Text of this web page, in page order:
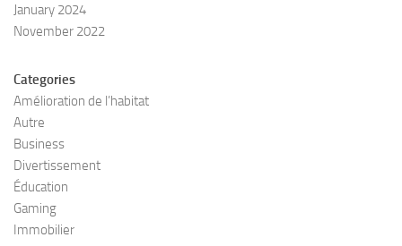
January 2024
November 2022
Categories
Amélioration de l’habitat
Autre
Business
Divertissement
Éducation
Gaming
Immobilier